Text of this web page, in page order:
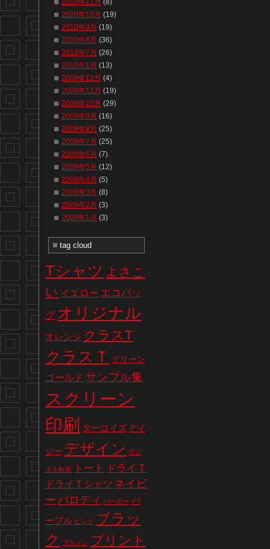
2010年11月 (8)
2010年10月 (19)
2010年9月 (19)
2010年8月 (36)
2010年7月 (26)
2010年1月 (13)
2009年12月 (4)
2009年11月 (19)
2009年10月 (29)
2009年9月 (16)
2009年8月 (25)
2009年7月 (25)
2009年6月 (7)
2009年5月 (12)
2009年4月 (5)
2009年3月 (8)
2009年2月 (3)
2009年1月 (3)
tag cloud
Tシャツ よさこ
い イエロー エコバッ
グ オリジナル
オレンジ クラスT
クラスＴ グリーン
ゴールド サンプル集
スクリーン
印刷
ターコイズ デイ
ジー デザイン デジ
タル転写 トート ドライＴ
ドライＴシャツ ネイビ
ー パロディ パーカー パ
ープル ピンク ブラッ
ク
ブルゾン プリント